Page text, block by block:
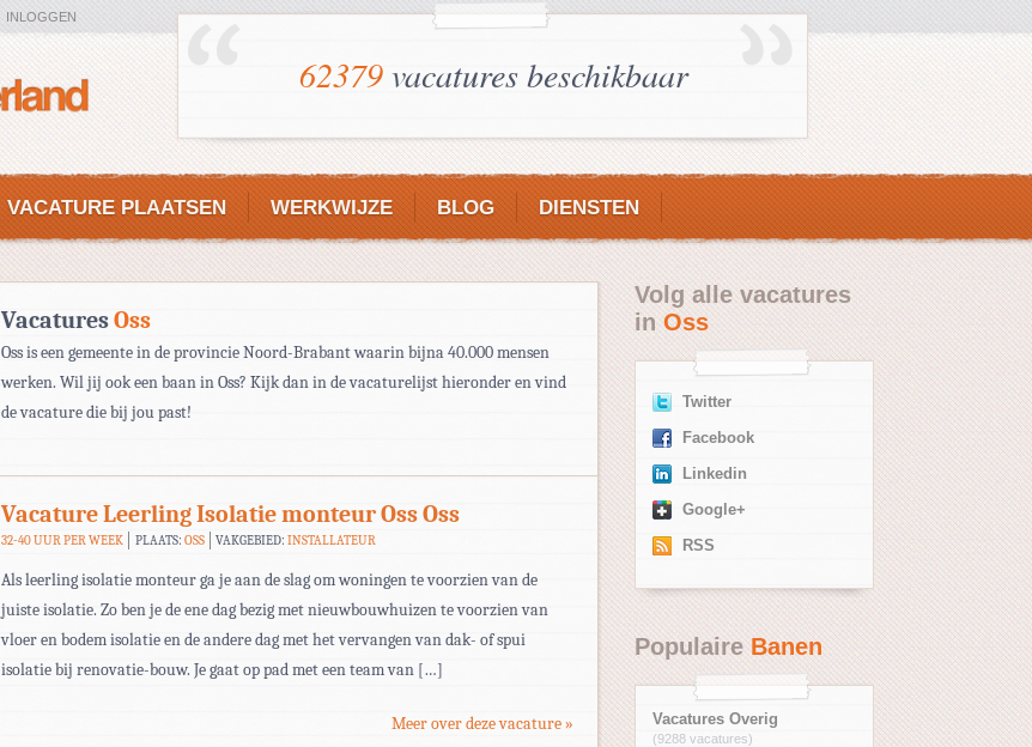
INLOGGEN
62379vacatures beschikbaar
VACATURE PLAATSEN WERKWIJZE BLOG DIENSTEN
VacaturesOss
Oss is een gemeente in de provincie Noord-Brabant waarin bijna 40.000 mensen
werken. Wil jij ook een baan in Oss? Kijk dan in de vacaturelijst hieronder en vind
de vacature die bij jou past!
Vacature Leerling Isolatie monteur Oss Oss
32-40 UUR PER WEEK PLAATS: OSS VAKGEBIED:INSTALLATEUR
Als leerling isolatie monteur ga je aan de slag om woningen te voorzien van de
juiste isolatie. Zo ben je de ene dag bezig met nieuwbouwhuizen te voorzien van
vloer en bodem isolatie en de andere dag met het vervangen van dak- of spui
isolatie bij renovatie-bouw. Je gaat op pad met een team van […]
Meer over deze vacature »
Volg alle vacatures
inOss
Twitter
Facebook
Linkedin
Google+
RSS
PopulaireBanen
Vacatures Overig
(9288 vacatures)